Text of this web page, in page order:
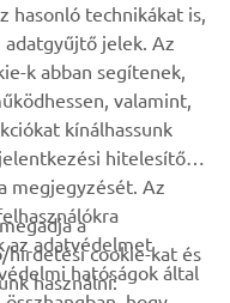
hasonló technikákat is,
adatgyűjtő jelek. Az
k abban segítenek,
valamint,
kínálhassunk
hitelesítő
megjegyzését. Az
az adatvédelmet
hatóságok által
a
hirdetési cookie-kat és
használni: